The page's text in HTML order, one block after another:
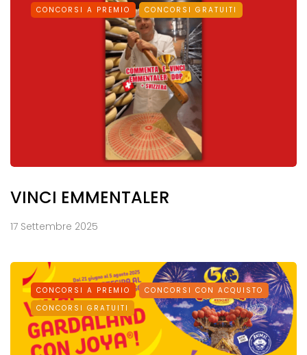
CONCORSI A PREMIO CONCORSI GRATUITI
VINCI EMMENTALER
17 Settembre 2025
CONCORSI A PREMIO
CONCORSI CON ACQUISTO
CONCORSI GRATUITI